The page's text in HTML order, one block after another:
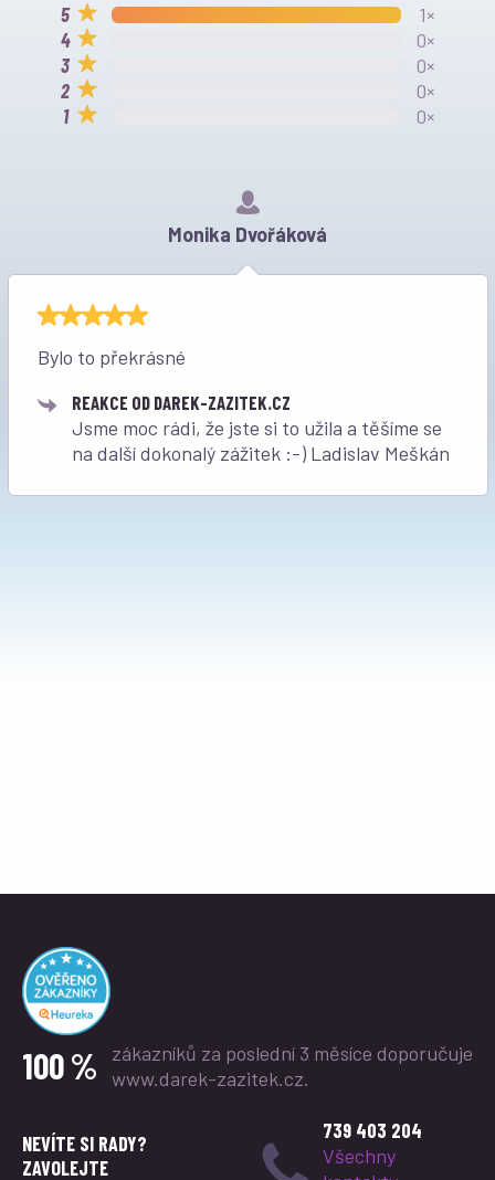
1×
0×
0×
0×
0×
Monika Dvořáková
Bylo to překrásné
REAKCE OD DAREK-ZAZITEK.CZ
Jsme moc rádi, že jste si to užila a těšíme se
na další dokonalý zážitek :-) Ladislav Meškán
100 % zákazníků za poslední 3 měsíce doporučuje
www.darek-zazitek.cz.
NEVÍTE SI RADY?
ZAVOLEJTE
739 403 204
Všechny